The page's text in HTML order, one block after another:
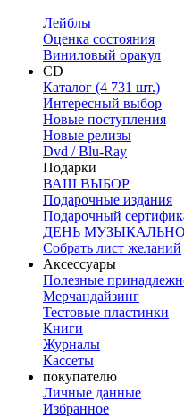
Лейблы
Оценка состояния
Виниловый оракул
CD
Каталог (4 731 шт.)
Интересный выбор
Новые поступления
Новые релизы
Dvd / Blu-Ray
Подарки
ВАШ ВЫБОР
Подарочные издания
Подарочный
ДЕНЬ
Собрать лист желаний
Аксессуары
Полезные
Мерчандайзинг
Тестовые пластинки
Книги
Журналы
Кассеты
покупателю
Личные данные
Избранное